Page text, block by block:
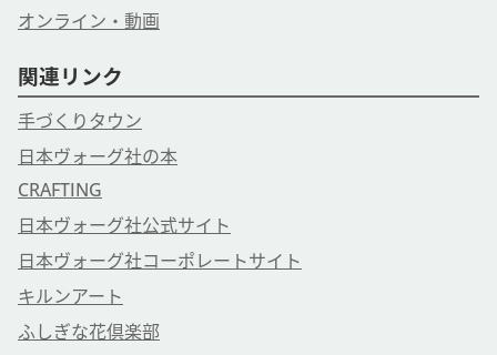
オンライン・動画
関連リンク
手づくりタウン
日本ヴォーグ社の本
CRAFTING
日本ヴォーグ社公式サイト
日本ヴォーグ社コーポレートサイト
キルンアート
ふしぎな花倶楽部